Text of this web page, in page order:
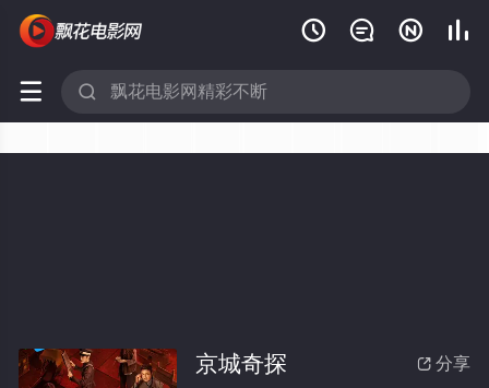
   
 
 分享
京城奇探